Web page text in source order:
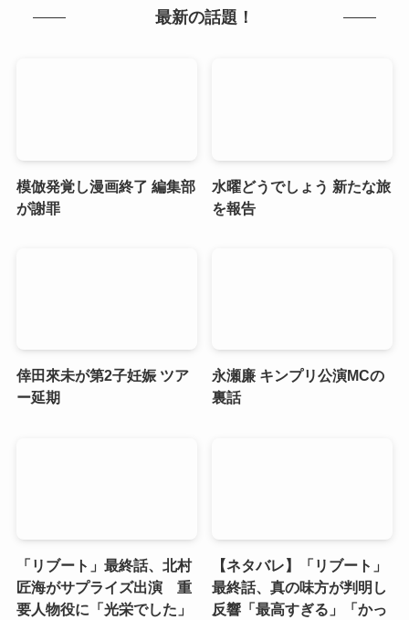
最新の話題！
模倣発覚し漫画終了 編集部
が謝罪
水曜どうでしょう 新たな旅
を報告
倖田來未が第2子妊娠 ツア
ー延期
永瀬廉 キンプリ公演MCの
裏話
「リブート」最終話、北村
匠海がサプライズ出演 重
要人物役に「光栄でした」
【ネタバレ】「リブート」
最終話、真の味方が判明し
反響「最高すぎる」「かっ